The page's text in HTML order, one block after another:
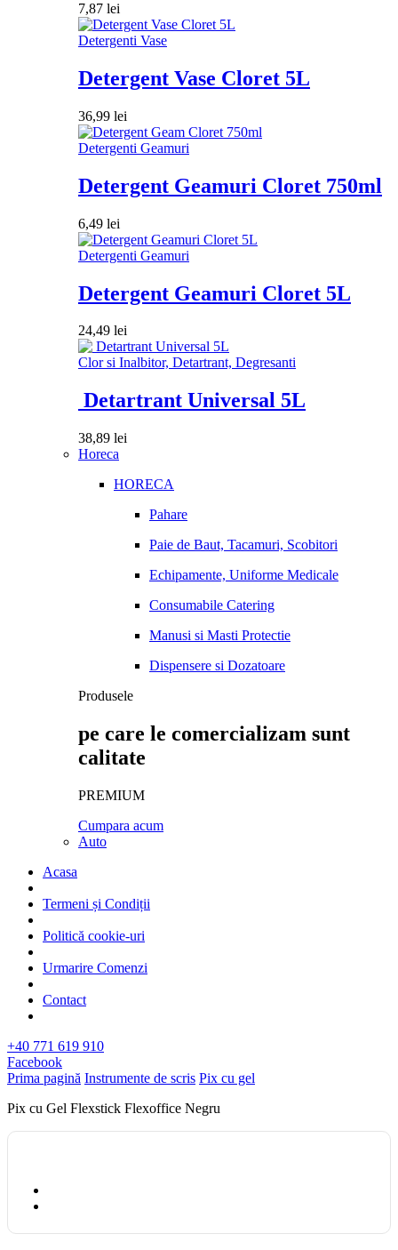
7,87 lei
Detergenti Vase
Detergent Vase Cloret 5L
36,99 lei
Detergenti Geamuri
Detergent Geamuri Cloret 750ml
6,49 lei
Detergenti Geamuri
Detergent Geamuri Cloret 5L
24,49 lei
Clor si Inalbitor, Detartrant, Degresanti
Detartrant Universal 5L
38,89 lei
Horeca
HORECA
Pahare
Paie de Baut, Tacamuri, Scobitori
Echipamente, Uniforme Medicale
Consumabile Catering
Manusi si Masti Protectie
Dispensere si Dozatoare
Produsele
pe care le comercializam sunt
calitate
PREMIUM
Cumpara acum
Auto
Acasa
Termeni și Condiții
Politică cookie-uri
Urmarire Comenzi
Contact
+40 771 619 910
Facebook
Prima pagină Instrumente de scris Pix cu gel
Pix cu Gel Flexstick Flexoffice Negru